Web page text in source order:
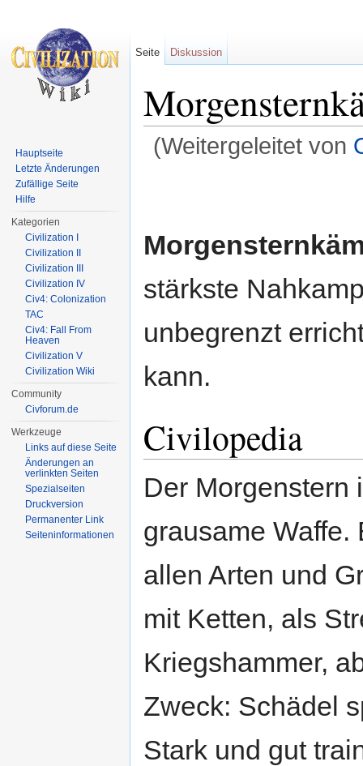
(Weitergeleitet von
stärkste
unbegrenzt
kann.
Civilopedia
Der Morgenstern
grausame Waffe.
allen Arten und
mit Ketten, als
Kriegshammer,
Zweck: Schädel
Stark und gut
Seite Diskussion
Hauptseite
Letzte Änderungen
Zufällige Seite
Hilfe
Kategorien
Civilization I
Civilization II
Civilization III
Civilization IV
Civ4: Colonization
TAC
Civ4: Fall From
Heaven
Civilization V
Civilization Wiki
Community
Civforum.de
Werkzeuge
Links auf diese Seite
Änderungen an
verlinkten Seiten
Spezialseiten
Druckversion
Permanenter Link
Seiten­informationen